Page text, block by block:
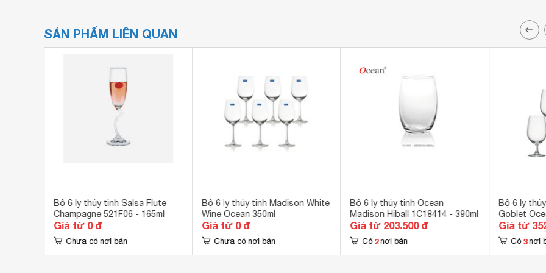
SẢN PHẨM LIÊN QUAN
Bộ 6 ly thủy tinh Salsa Flute
Champagne 521F06 - 165ml
Giá từ 0 đ
Chưa có nơi bán
Bộ 6 ly thủy tinh Madison White
Wine Ocean 350ml
Giá từ 0 đ
Chưa có nơi bán
Bộ 6 ly thủy tinh Ocean
Madison Hiball 1C18414 - 390ml
Giá từ 203.500 đ
Có 2 nơi bán
Bộ 6 ly
Goblet
Giá từ
Có 3 nơi